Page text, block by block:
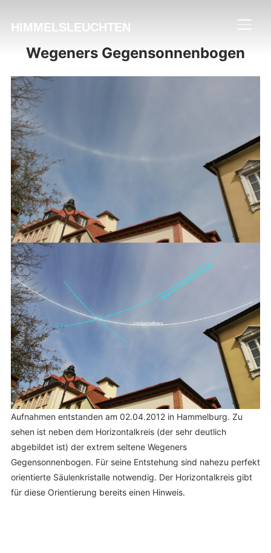
HIMMELSLEUCHTEN
Wegeners Gegensonnenbogen
Aufnahmen entstanden am 02.04.2012 in Hammelburg. Zu
sehen ist neben dem Horizontalkreis (der sehr deutlich
abgebildet ist) der extrem seltene Wegeners
Gegensonnenbogen. Für seine Entstehung sind nahezu perfekt
orientierte Säulenkristalle notwendig. Der Horizontalkreis gibt
für diese Orientierung bereits einen Hinweis.